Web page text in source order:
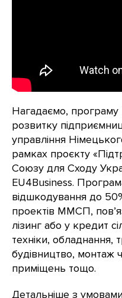
Нагадаємо, програму
розвитку
управління
рамках проєкту
Союзу для Сходу
EU4Business.
відшкодування до
проектів ММСП,
лізинг або у кредит
техніки, обладнання,
будівництво, монтаж
приміщень тощо.
Детальніше з